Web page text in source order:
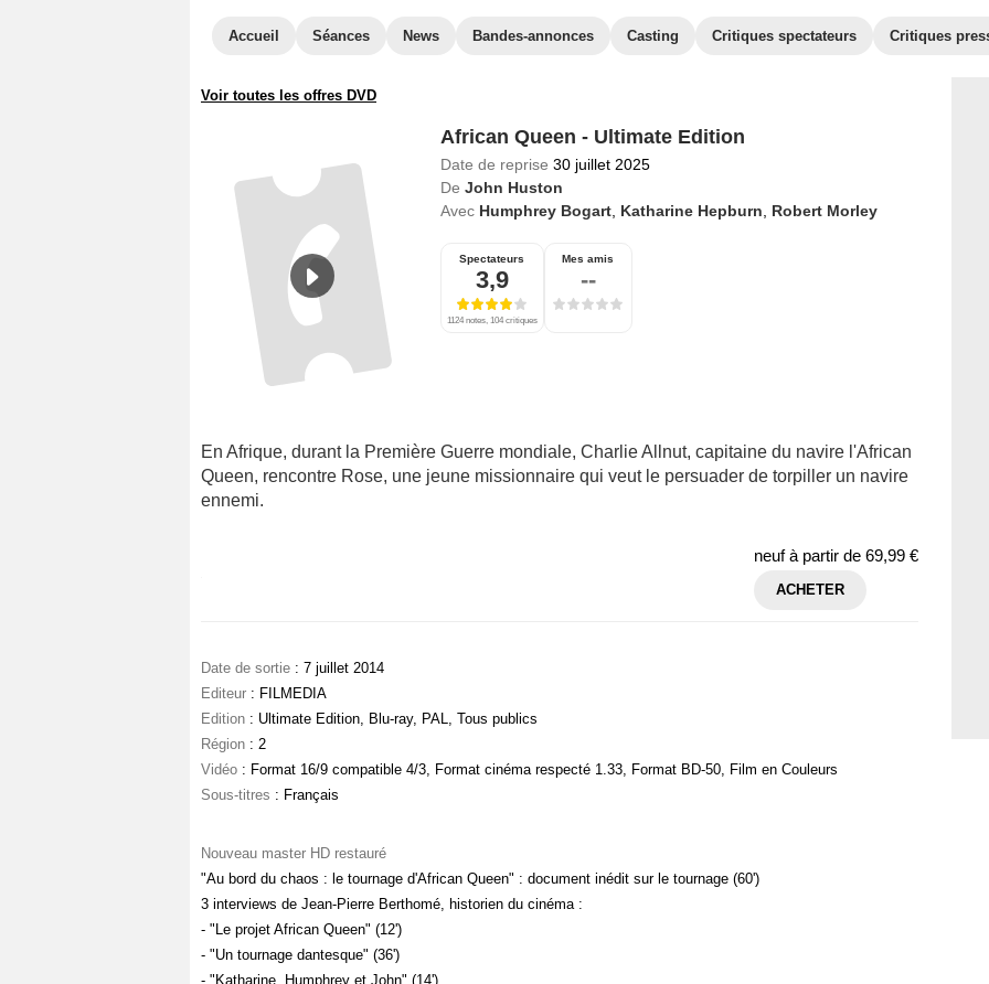
Accueil Séances News Bandes-annonces Casting Critiques spectateurs Critiques
Voir toutes les offres DVD
African Queen - Ultimate Edition
Date de reprise 30 juillet 2025
De John Huston
Avec Humphrey Bogart, Katharine Hepburn Robert Morley
Spectateurs
3,9
1124 notes, 104 critiques
Mes amis
--
En Afrique, durant la Première Guerre mondiale, Charlie Allnut, capitaine du navire l'African
Queen, rencontre Rose, une jeune missionnaire qui veut le persuader de torpiller un navire
ennemi.
neuf à partir de 69,99 €
ACHETER
Date de sortie : 7 juillet 2014
Editeur : FILMEDIA
Edition : Ultimate Edition, Blu-ray, PAL, Tous publics
Région : 2
Vidéo : Format 16/9 compatible 4/3, Format cinéma respecté 1.33, Format BD-50, Film en Couleurs
Sous-titres : Français
Nouveau master HD restauré
"Au bord du chaos : le tournage d'African Queen" : document inédit sur le tournage (60')
3 interviews de Jean-Pierre Berthomé, historien du cinéma :
- "Le projet African Queen" (12')
- "Un tournage dantesque" (36')
- "Katharine, Humphrey et John" (14')